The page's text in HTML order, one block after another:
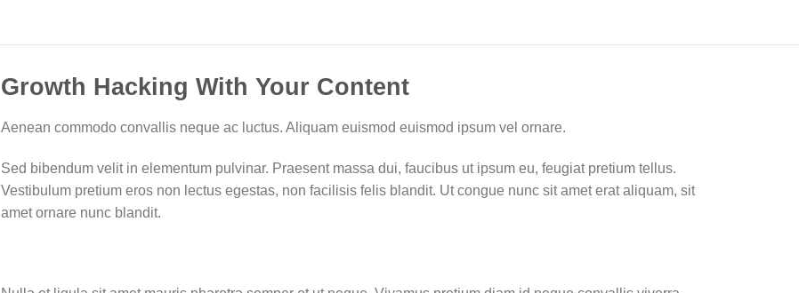
Growth Hacking With Your Content
Aenean commodo convallis neque ac luctus. Aliquam euismod euismod ipsum vel ornare.
Sed bibendum velit in elementum pulvinar. Praesent massa dui, faucibus ut ipsum eu, feugiat pretium tellus.
Vestibulum pretium eros non lectus egestas, non facilisis felis blandit. Ut congue nunc sit amet erat aliquam, sit
amet ornare nunc blandit.